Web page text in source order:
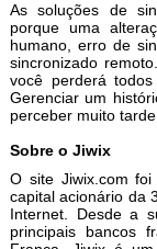
As soluções de
porque uma
humano, erro de
sincronizado
você perderá
Gerenciar um
perceber muito
Sobre o Jiwix
O site Jiwix.com
capital acionário da
Internet. Desde a
principais bancos